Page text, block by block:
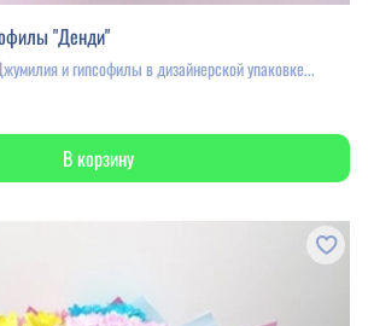
"Денди"
и гипсофилы в дизайнерской упаковке...
В корзину